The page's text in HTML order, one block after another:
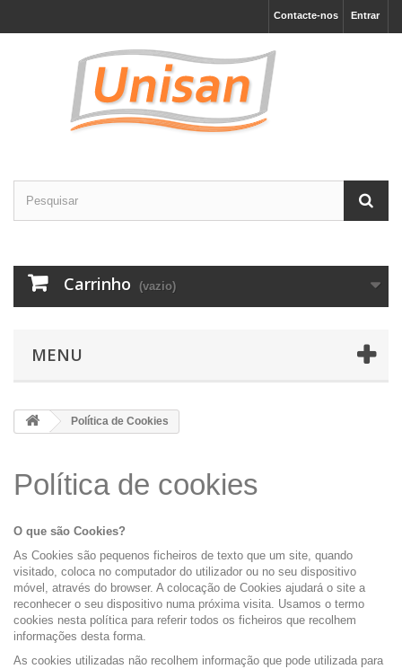
Entrar
Contacte-nos
Carrinho (vazio)
MENU
Política de Cookies
Política de cookies
O que são Cookies?
As Cookies são pequenos ficheiros de texto que um site, quando
visitado, coloca no computador do utilizador ou no seu dispositivo
móvel, através do browser. A colocação de Cookies ajudará o site a
reconhecer o seu dispositivo numa próxima visita. Usamos o termo
cookies nesta política para referir todos os ficheiros que recolhem
informações desta forma.
As cookies utilizadas não recolhem informação que pode utilizada para